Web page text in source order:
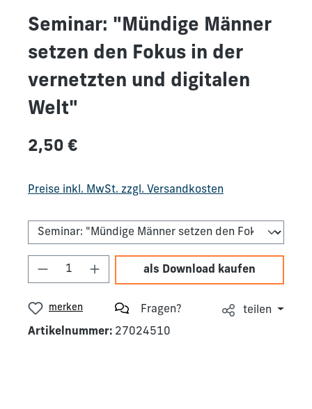
Seminar: "Mündige Männer
setzen den Fokus in der
vernetzten und digitalen
Welt"
Regulärer Preis:
2,50 €
Preise inkl. MwSt. zzgl. Versandkosten
Produkt Anzahl: Gib den gewünschten
als Download kaufen
merken Fragen?
teilen
Artikelnummer: 27024510